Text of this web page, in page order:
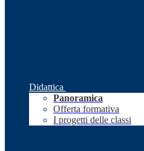
Didattica
Panoramica
Offerta formativa
I progetti delle classi